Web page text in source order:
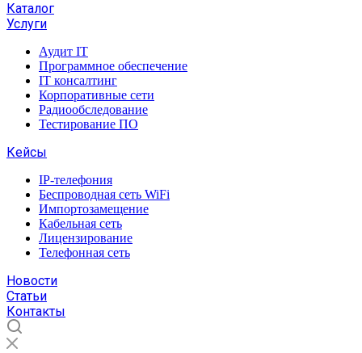
Каталог
Услуги
Аудит IT
Программное обеспечение
IT консалтинг
Корпоративные сети
Радиообследование
Тестирование ПО
Кейсы
IP-телефония
Беспроводная сеть WiFi
Импортозамещение
Кабельная сеть
Лицензирование
Телефонная сеть
Новости
Статьи
Контакты